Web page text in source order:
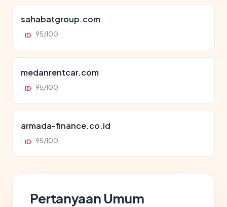
sahabatgroup.com
ID 95/100
medanrentcar.com
ID 95/100
armada-finance.co.id
ID 95/100
Pertanyaan Umum